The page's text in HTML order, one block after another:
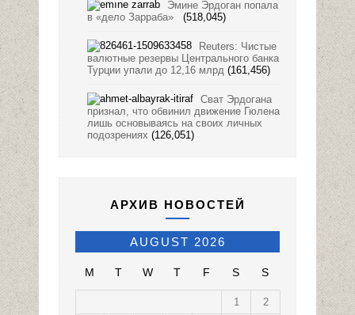
Эмине Эрдоган попала
в «дело Зарраба»
(518,045)
Reuters: Чистые
валютные резервы Центрального банка
Турции упали до 12,16 млрд (161,456)
Сват Эрдогана
признал, что обвинил движение Гюлена
лишь основываясь на своих личных
подозрениях (126,051)
АРХИВ НОВОСТЕЙ
AUGUST 2026
M T W T F S S
1
2